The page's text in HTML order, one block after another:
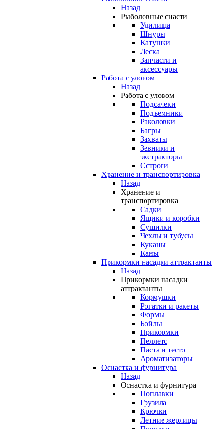
Назад
Рыболовные снасти
Удилища
Шнуры
Катушки
Леска
Запчасти и
аксессуары
Работа с уловом
Назад
Работа с уловом
Подсачеки
Подъемники
Раколовки
Багры
Захваты
Зевники и
экстракторы
Остроги
Хранение и транспортировка
Назад
Хранение и
транспортировка
Садки
Ящики и коробки
Сушилки
Чехлы и тубусы
Куканы
Каны
Прикормки насадки аттрактанты
Назад
Прикормки насадки
аттрактанты
Кормушки
Рогатки и ракеты
Формы
Бойлы
Прикормки
Пеллетс
Паста и тесто
Ароматизаторы
Оснастка и фурнитура
Назад
Оснастка и фурнитура
Поплавки
Грузила
Крючки
Летние жерлицы